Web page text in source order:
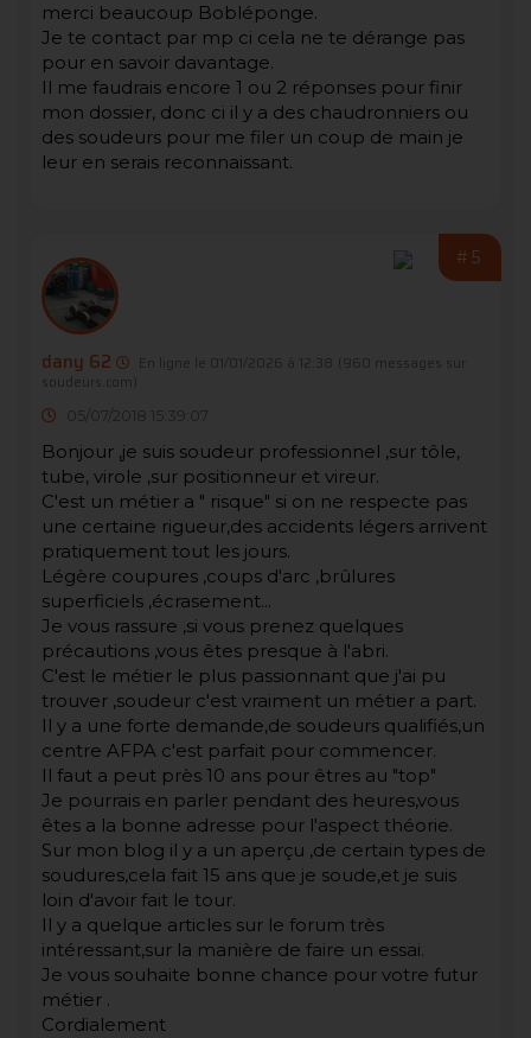
merci beaucoup Bobléponge.
Je te contact par mp ci cela ne te dérange pas
pour en savoir davantage.
Il me faudrais encore 1 ou 2 réponses pour finir
mon dossier, donc ci il y a des chaudronniers ou
des soudeurs pour me filer un coup de main je
leur en serais reconnaissant.
#5
dany 62 En ligne le 01/01/2026 à 12:38
(960 messages sur
soudeurs.com)
05/07/2018 15:39:07
Bonjour ,je suis soudeur professionnel ,sur tôle,
tube, virole ,sur positionneur et vireur.
C'est un métier a " risque" si on ne respecte pas
une certaine rigueur,des accidents légers arrivent
pratiquement tout les jours.
Légère coupures ,coups d'arc ,brûlures
superficiels ,écrasement...
Je vous rassure ,si vous prenez quelques
précautions ,vous êtes presque à l'abri.
C'est le métier le plus passionnant que j'ai pu
trouver ,soudeur c'est vraiment un métier a part.
Il y a une forte demande,de soudeurs qualifiés,un
centre AFPA c'est parfait pour commencer.
Il faut a peut près 10 ans pour êtres au "top"
Je pourrais en parler pendant des heures,vous
êtes a la bonne adresse pour l'aspect théorie.
Sur mon blog il y a un aperçu ,de certain types de
soudures,cela fait 15 ans que je soude,et je suis
loin d'avoir fait le tour.
Il y a quelque articles sur le forum très
intéressant,sur la manière de faire un essai.
Je vous souhaite bonne chance pour votre futur
métier .
Cordialement